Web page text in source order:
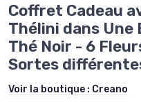
Coffret Cadeau
Thélini dans
Thé Noir - 6
Sortes
Voir la boutique : Creano